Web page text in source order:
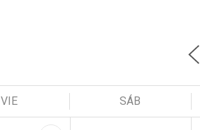
VIE SÁB